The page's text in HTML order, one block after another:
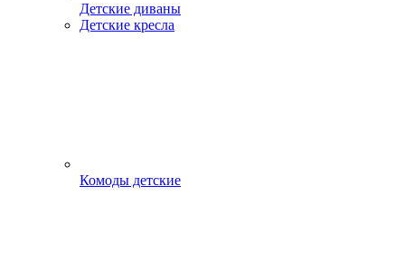
Детские диваны
Детские кресла
Комоды детские